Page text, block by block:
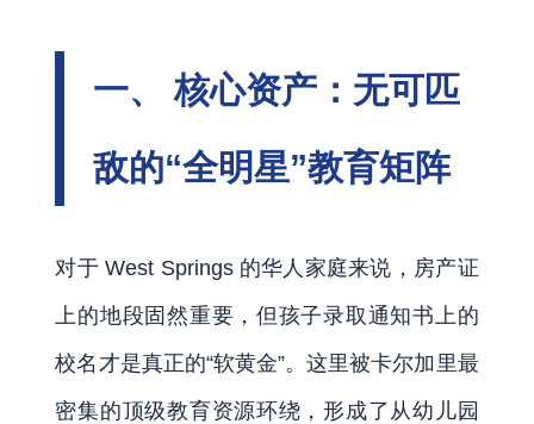
一、 核心资产：无可匹
敌的“全明星”教育矩阵
对于 West Springs 的华人家庭来说，房产证
上的地段固然重要，但孩子录取通知书上的
校名才是真正的“软黄金”。这里被卡尔加里最
密集的顶级教育资源环绕，形成了从幼儿园